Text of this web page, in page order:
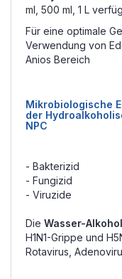
ml, 500 ml, 1 L
Für eine optimale
Verwendung von
Anios Bereich
Mikrobiologische
der
NPC
- Bakterizid
- Fungizid
- Viruzide
Die Wasser-
H1N1-Grippe und
Rotavirus,